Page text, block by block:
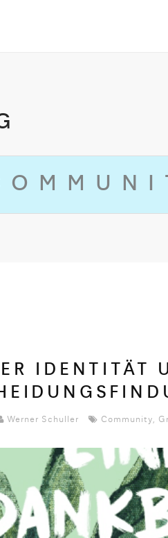
IDENTITÄT
Werner Schuller Community,